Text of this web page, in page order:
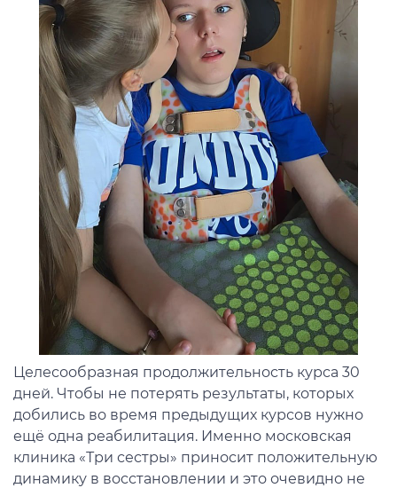
Целесообразная продолжительность курса 30
дней. Чтобы не потерять результаты, которых
добились во время предыдущих курсов нужно
ещё одна реабилитация. Именно московская
клиника «Три сестры» приносит положительную
динамику в восстановлении и это очевидно не